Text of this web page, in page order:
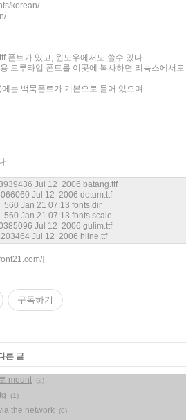
korean/
폰트가 있고, 윈도우에서도 쓸수 있다.
트루타입 폰트를 이곳에 복사하면 리눅스에서
는 백묵폰트가 기본으로 들어 있으며
.
Jul 12 2006 batang.ttf
Jul 12 2006 dotum.ttf
Jan 21 07:13 fonts.dir
Jan 21 07:13 fonts.scale
Jul 12 2006 gulim.ttf
Jul 12 2006 hline.ttf
]
구독하기
른 글
mount (2)
(1)
the network (0)